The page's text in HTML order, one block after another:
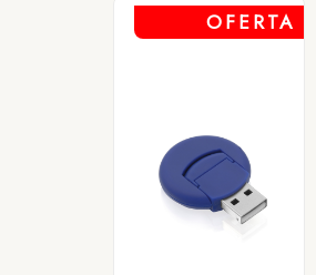
OFERTA